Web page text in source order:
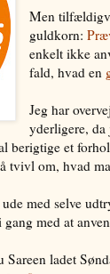
Men
guldkorn:
enkelt ikke
fald, hvad en
Jeg har
yderligere, da
berigtige et
tvivl om, hvad
med selve
med at
ladet